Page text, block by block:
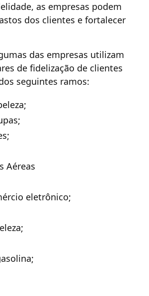
as empresas podem
dos clientes e fortalecer
das empresas utilizam
de fidelização de clientes
seguintes ramos:
Aéreas
eletrônico;